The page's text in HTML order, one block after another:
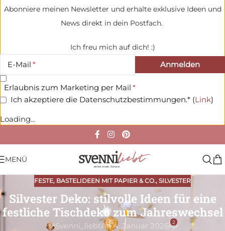
Abonniere meinen Newsletter und erhalte exklusive Ideen und
News direkt in dein Postfach.
Ich freu mich auf dich! :)
E-Mail
Erlaubnis zum Marketing per Mail
Ich akzeptiere die Datenschutzbestimmungen.* (Link)
Loading...
MENÜ
FESTE, BASTELIDEEN MIT PAPIER & CO., SILVESTER
Silvester Deko: stilvolle Ideen für eine
festliche Tischdeko zum Jahreswechsel
Svenni_liebtAn 4. Januar 2026 2